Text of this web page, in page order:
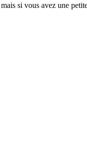
si vous avez une